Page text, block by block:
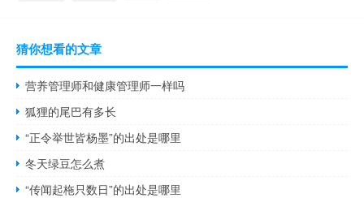
猜你想看的文章
营养管理师和健康管理师一样吗
狐狸的尾巴有多长
“正令举世皆杨墨”的出处是哪里
冬天绿豆怎么煮
“传闻起柂只数日”的出处是哪里